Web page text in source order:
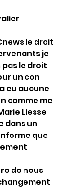
le droit
je
le droit
un con
eu aucune
comme me
Liesse
dans un
que
de nous